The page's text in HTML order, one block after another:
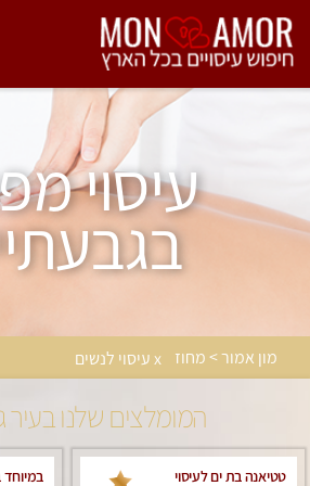
עיסוי
מון אמור > מחוז x עיסוי לנשים
המומלצים שלנו בעיר
טטיאנה בת ים לעיסוי